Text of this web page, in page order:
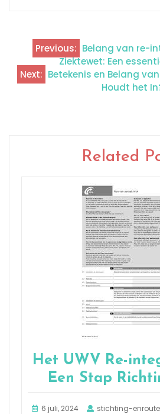
Berichtnavigatie
Previous: Belang van re-
Ziektewet: Een
Next: Betekenis en Belang
Houdt het
Related
Het UWV Re-
Een Stap
6 juli, 2024 stichting-enroute